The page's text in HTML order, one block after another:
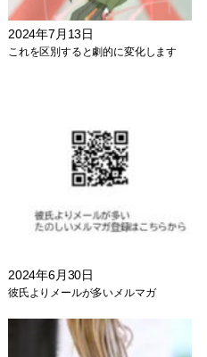
2024年7月13日
これを区別すると劇的に変化します
2024年6月30日
彼氏よりメールが多いメルマガ